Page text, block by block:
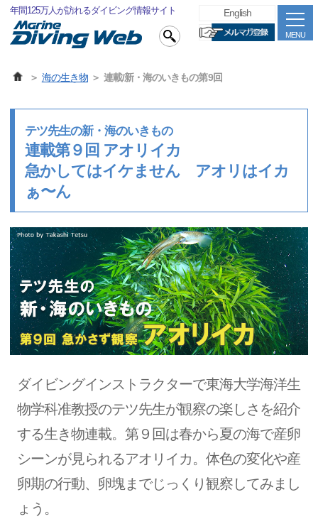
年間125万人が訪れるダイビング情報サイト
MENU
English
海の生き物 連載/新・海のいきもの第9回
テツ先生の新・海のいきもの
連載第９回 アオリイカ
急かしてはイケません アオリはイカ
ぁ〜ん
ダイビングインストラクターで東海大学海洋生
物学科准教授のテツ先生が観察の楽しさを紹介
する生き物連載。第９回は春から夏の海で産卵
シーンが見られるアオリイカ。体色の変化や産
卵期の行動、卵塊までじっくり観察してみまし
ょう。